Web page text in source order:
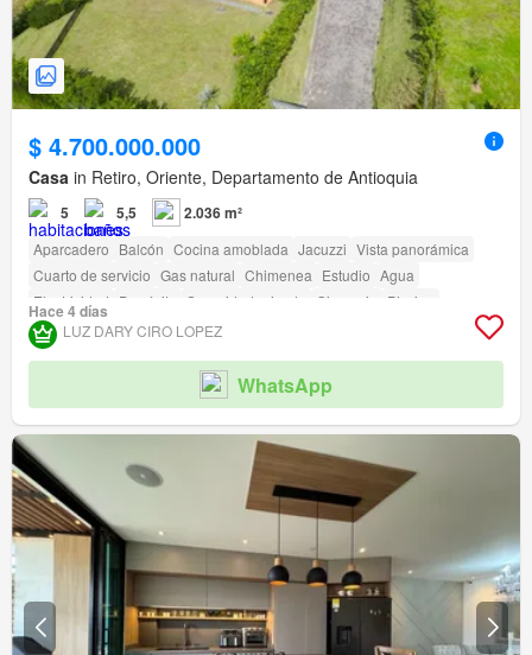
$ 4.700.000.000
Casa in Retiro, Oriente, Departamento de Antioquia
5 5,5 2.036 m²
Aparcadero Balcón Cocina amoblada Jacuzzi Vista panorámica
Cuarto de servicio Gas natural Chimenea Estudio Agua
Electricidad Depósito Seguridad privada Gimnasio
Piscina
Área infantil
Hace 4 días
LUZ DARY CIRO LOPEZ
WhatsApp